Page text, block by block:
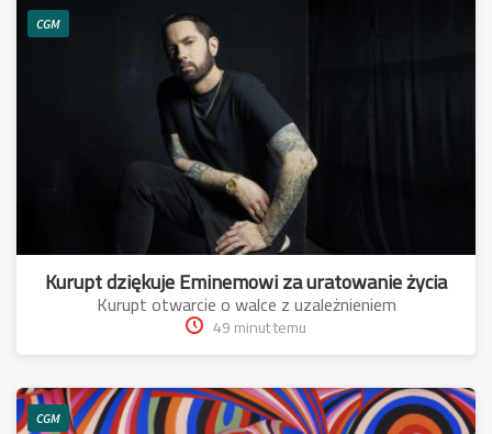
CGM
Kurupt dziękuje Eminemowi za uratowanie życia
Kurupt otwarcie o walce z uzależnieniem
49 minut temu
CGM